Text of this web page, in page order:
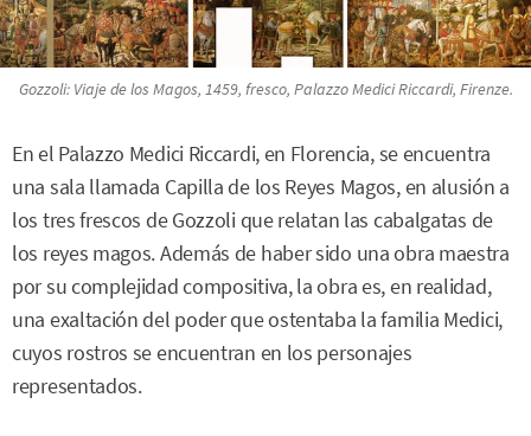
Gozzoli: Viaje de los Magos, 1459, fresco, Palazzo Medici Riccardi, Firenze.
En el Palazzo Medici Riccardi, en Florencia, se encuentra
una sala llamada Capilla de los Reyes Magos, en alusión a
los tres frescos de Gozzoli que relatan las cabalgatas de
los reyes magos. Además de haber sido una obra maestra
por su complejidad compositiva, la obra es, en realidad,
una exaltación del poder que ostentaba la familia Medici,
cuyos rostros se encuentran en los personajes
representados.